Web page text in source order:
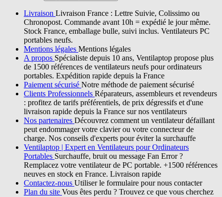
Livraison Livraison France : Lettre Suivie, Colissimo ou
Chronopost. Commande avant 10h = expédié le jour même.
Stock France, emballage bulle, suivi inclus. Ventilateurs PC
portables neufs.
Mentions légales Mentions légales
A propos Spécialiste depuis 10 ans, Ventilaptop propose plus
de 1500 références de ventilateurs neufs pour ordinateurs
portables. Expédition rapide depuis la France
Paiement sécurisé Notre méthode de paiement sécurisé
Clients Professionnels Réparateurs, assembleurs et revendeurs
: profitez de tarifs préférentiels, de prix dégressifs et d'une
livraison rapide depuis la France sur nos ventilateurs
Nos partenaires Découvrez comment un ventilateur défaillant
peut endommager votre clavier ou votre connecteur de
charge. Nos conseils d'experts pour éviter la surchauffe
Ventilaptop | Expert en Ventilateurs pour Ordinateurs
Portables Surchauffe, bruit ou message Fan Error ?
Remplacez votre ventilateur de PC portable. +1500 références
neuves en stock en France. Livraison rapide
Contactez-nous Utiliser le formulaire pour nous contacter
Plan du site Vous êtes perdu ? Trouvez ce que vous cherchez